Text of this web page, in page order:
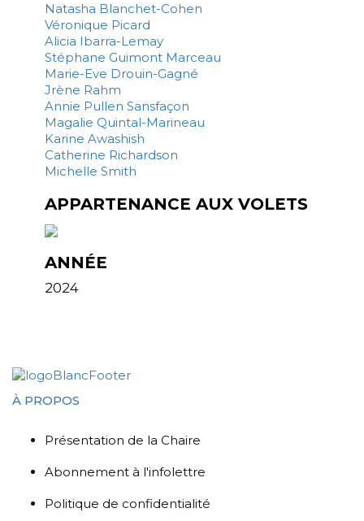
Natasha Blanchet-Cohen
Véronique Picard
Alicia Ibarra-Lemay
Stéphane Guimont Marceau
Marie-Eve Drouin-Gagné
Jrène Rahm
Annie Pullen Sansfaçon
Magalie Quintal-Marineau
Karine Awashish
Catherine Richardson
Michelle Smith
APPARTENANCE AUX VOLETS
ANNÉE
2024
À PROPOS
Présentation de la Chaire
Abonnement à l'infolettre
Politique de confidentialité